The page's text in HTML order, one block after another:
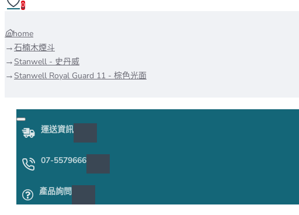
0
home
石楠木煙斗
Stanwell - 史丹威
Stanwell Royal Guard 11 - 棕色光面
運送資訊
07-5579666
產品詢問